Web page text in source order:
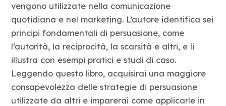
vengono utilizzate nella comunicazione
quotidiana e nel marketing. L’autore identifica sei
principi fondamentali di persuasione, come
l’autorità, la reciprocità, la scarsità e altri, e li
illustra con esempi pratici e studi di caso.
Leggendo questo libro, acquisirai una maggiore
consapevolezza delle strategie di persuasione
utilizzate da altri e imparerai come applicarle in